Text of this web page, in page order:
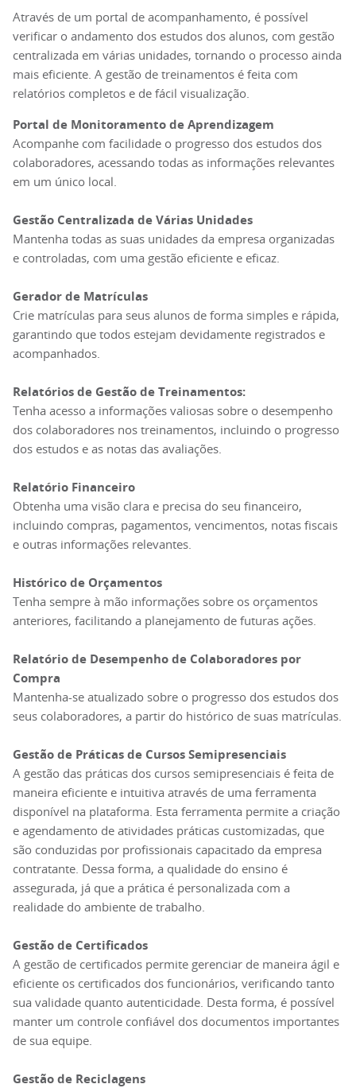
Através de um portal de acompanhamento, é possível
verificar o andamento dos estudos dos alunos, com gestão
centralizada em várias unidades, tornando o processo ainda
mais eficiente. A gestão de treinamentos é feita com
relatórios completos e de fácil visualização.
Portal de Monitoramento de Aprendizagem
Acompanhe com facilidade o progresso dos estudos dos
colaboradores, acessando todas as informações relevantes
em um único local.
Gestão Centralizada de Várias Unidades
Mantenha todas as suas unidades da empresa organizadas
e controladas, com uma gestão eficiente e eficaz.
Gerador de Matrículas
Crie matrículas para seus alunos de forma simples e rápida,
garantindo que todos estejam devidamente registrados e
acompanhados.
Relatórios de Gestão de Treinamentos:
Tenha acesso a informações valiosas sobre o desempenho
dos colaboradores nos treinamentos, incluindo o progresso
dos estudos e as notas das avaliações.
Relatório Financeiro
Obtenha uma visão clara e precisa do seu financeiro,
incluindo compras, pagamentos, vencimentos, notas fiscais
e outras informações relevantes.
Histórico de Orçamentos
Tenha sempre à mão informações sobre os orçamentos
anteriores, facilitando a planejamento de futuras ações.
Relatório de Desempenho de Colaboradores por
Compra
Mantenha-se atualizado sobre o progresso dos estudos dos
seus colaboradores, a partir do histórico de suas matrículas.
Gestão de Práticas de Cursos Semipresenciais
A gestão das práticas dos cursos semipresenciais é feita de
maneira eficiente e intuitiva através de uma ferramenta
disponível na plataforma. Esta ferramenta permite a criação
e agendamento de atividades práticas customizadas, que
são conduzidas por profissionais capacitado da empresa
contratante. Dessa forma, a qualidade do ensino é
assegurada, já que a prática é personalizada com a
realidade do ambiente de trabalho.
Gestão de Certificados
A gestão de certificados permite gerenciar de maneira ágil e
eficiente os certificados dos funcionários, verificando tanto
sua validade quanto autenticidade. Desta forma, é possível
manter um controle confiável dos documentos importantes
de sua equipe.
Gestão de Reciclagens